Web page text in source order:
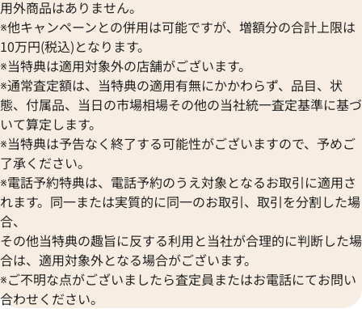
用外商品はありません。
※他キャンペーンとの併用は可能ですが、増額分の合計上限は
10万円(税込)となります。
※当特典は適用対象外の店舗がございます。
※通常査定額は、当特典の適用有無にかかわらず、品目、状
態、付属品、当日の市場相場その他の当社統一査定基準に基づ
いて算定します。
※当特典は予告なく終了する可能性がございますので、予めご
了承ください。
※電話予約特典は、電話予約のうえ対象となるお取引に適用さ
れます。同一または実質的に同一のお取引、取引を分割した場
合、
その他当特典の趣旨に反する利用と当社が合理的に判断した場
合は、適用対象外となる場合がございます。
※ご不明な点がございましたら査定員またはお電話にてお問い
合わせください。